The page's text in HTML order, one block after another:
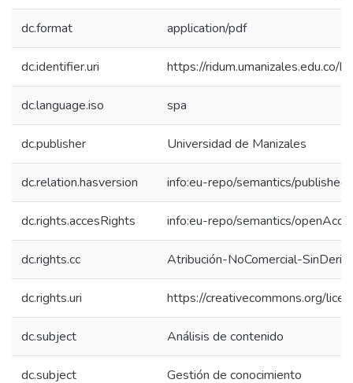
dc.format application/pdf
dc.identifier.uri https://
dc.language.iso spa
dc.publisher Universidad de Manizales
dc.relation.hasversion info:eu-repo/semantics/
dc.rights.accesRights info:eu-repo/semantics/
dc.rights.cc Atribución-NoComercial-
dc.rights.uri https://creativecommons.org/
dc.subject Análisis de contenido
dc.subject Gestión de conocimiento